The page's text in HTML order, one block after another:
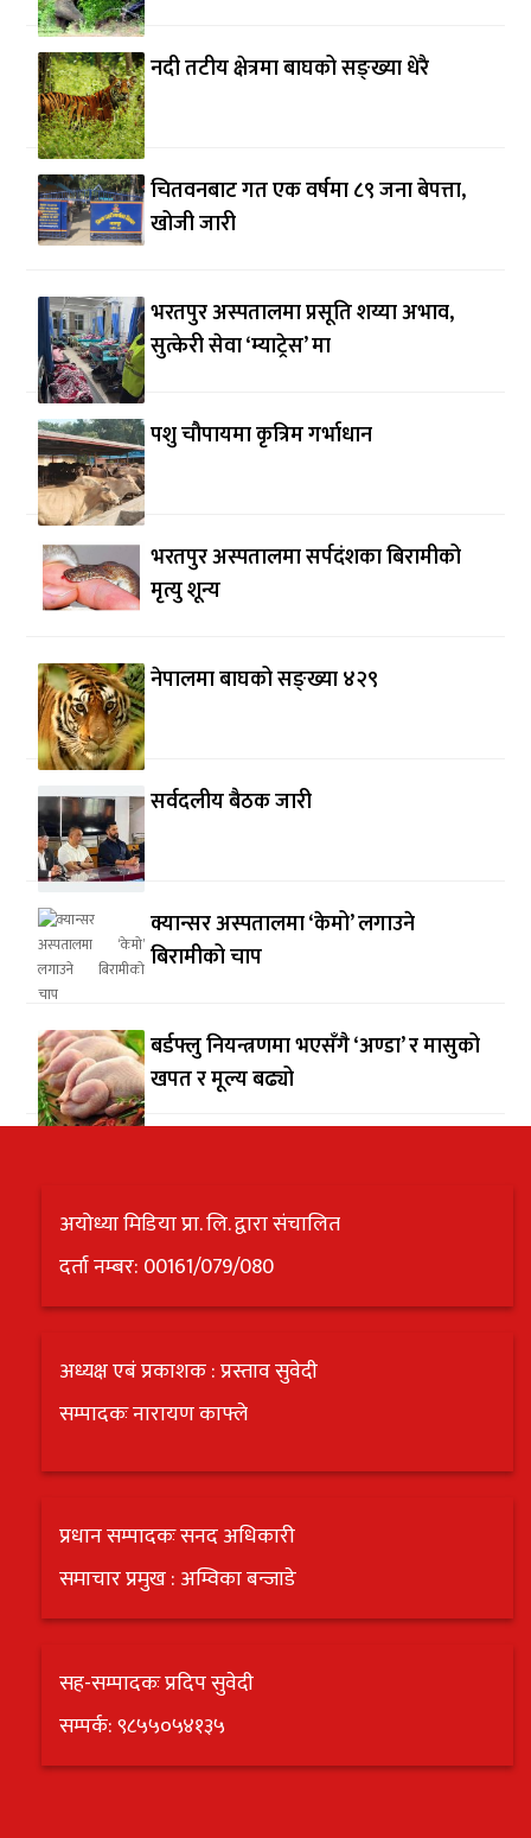
नदी तटीय क्षेत्रमा बाघको सङ्ख्या धेरै
चितवनबाट गत एक वर्षमा ८९ जना बेपत्ता,
खोजी जारी
भरतपुर अस्पतालमा प्रसूति शय्या अभाव,
सुत्केरी सेवा ‘म्याट्रेस’ मा
पशु चौपायमा कृत्रिम गर्भाधान
भरतपुर अस्पतालमा सर्पदंशका बिरामीको
मृत्यु शून्य
नेपालमा बाघको सङ्ख्या ४२९
सर्वदलीय बैठक जारी
क्यान्सर अस्पतालमा ‘केमो’ लगाउने
बिरामीको चाप
बर्डफ्लु नियन्त्रणमा भएसँगै ‘अण्डा’ र मासुको
खपत र मूल्य बढ्यो
अयोध्या मिडिया प्रा. लि. द्वारा संचालित
दर्ता नम्बर: 00161/079/080
अध्यक्ष एबं प्रकाशक : प्रस्ताव सुवेदी
सम्पादकः नारायण काफ्ले
प्रधान सम्पादकः सनद अधिकारी
समाचार प्रमुख : अम्विका बन्जाडे
सह-सम्पादकः प्रदिप सुवेदी
सम्पर्क: ९८५५०५४१३५